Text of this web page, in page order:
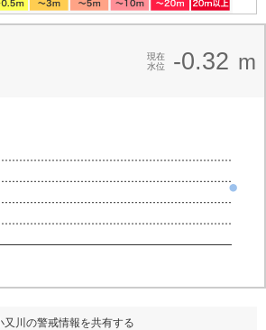
現在
水位
-0.32 m
又川の警戒情報を共有する